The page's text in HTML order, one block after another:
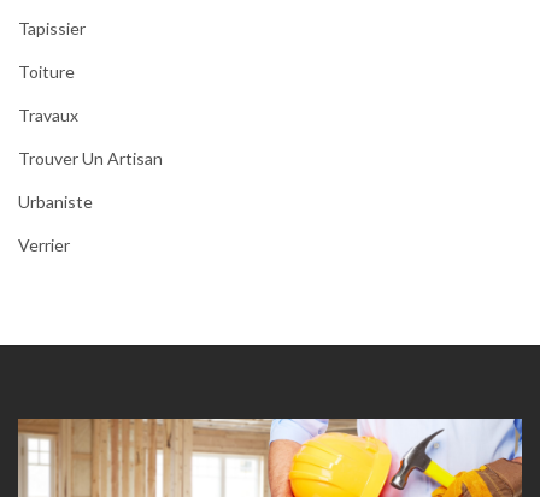
Tapissier
Toiture
Travaux
Trouver Un Artisan
Urbaniste
Verrier